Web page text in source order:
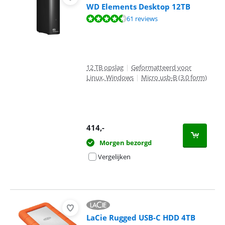
WD Elements Desktop 12TB
Beoordeling is 8,8 van de 10, gebaseerd op 61 reviews.
61 reviews
12 TB opslag | Geformatteerd voor
Linux, Windows | Micro usb-B (3.0 form)
414,-
Morgen bezorgd
Vergelijken
LaCie Rugged USB-C HDD 4TB